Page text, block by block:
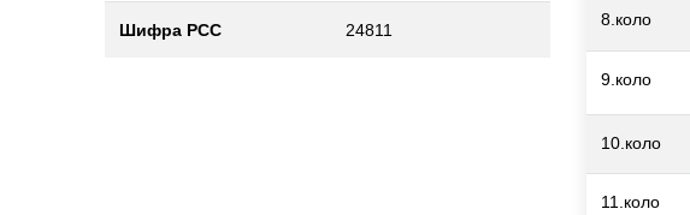
Шифра РСС 24811
8.коло
9.коло
10.коло
11.коло